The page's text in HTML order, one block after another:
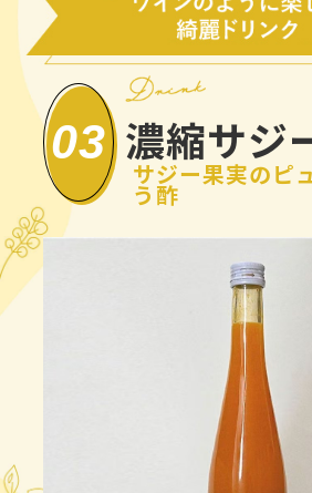
03 濃縮サジ
サジー果実のピ
う酢